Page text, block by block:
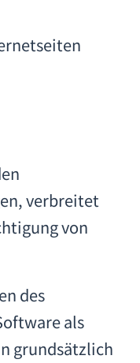
verbreitet
von
des
als
grundsätzlich